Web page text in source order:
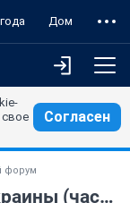
Дом
Согласен
форум
Ситуация на Юго-Востоке Украины (часть 5)